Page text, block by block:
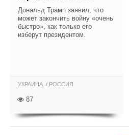
Дональд Трамп заявил, что
может закончить войну «очень
быстро», как только его
изберут президентом.
УКРАИНА РОССИЯ
87